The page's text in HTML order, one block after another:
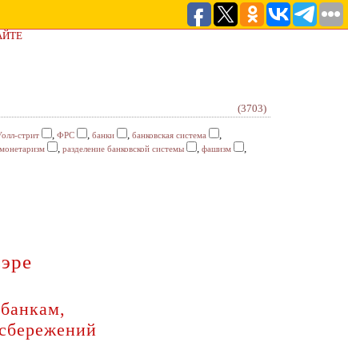
(3703)
стрит , ФРС , банки , банковская система ,
монетаризм , разделение банковской системы , фашизм ,